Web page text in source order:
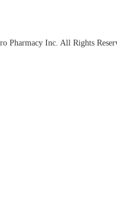
Pharmacy Inc. All Rights